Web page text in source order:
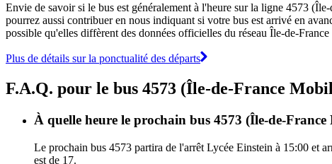
Envie de savoir si le bus est généralement à l'heure sur la ligne 4573
pourrez aussi contribuer en nous indiquant si votre bus est arrivé en
possible qu'elles diffèrent des données officielles du réseau Île-de-
Plus de détails sur la ponctualité des départs
F.A.Q. pour le bus 4573 (Île-de-France
À quelle heure le prochain bus 4573 (Île-de-
Le prochain bus 4573 partira de l'arrêt Lycée Einstein à 15:00 et
est de 17.